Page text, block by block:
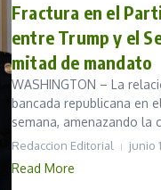
Fractura en el
entre Trump y el
mitad de mandato
WASHINGTON – La
bancada republicana en
semana, amenazando la
Redaccion Editorial junio
Read More